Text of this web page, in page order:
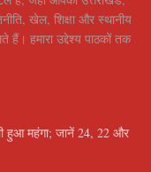
खेल, शिक्षा और स्थानीय
हमारा उद्देश्य पाठकों तक
हुआ महंगा; जानें 24, 22 और